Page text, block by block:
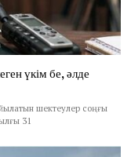
үкім бе, әлде
шектеулер соңғы
31